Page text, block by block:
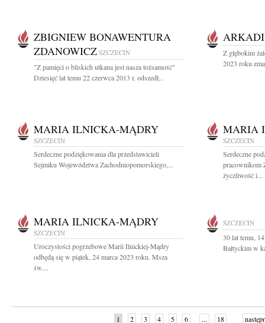
ZBIGNIEW BONAWENTURA
ZDANOWICZ SZCZECIN
"Z pamięci o bliskich utkana jest nasza tożsamość"
Dziesięć lat temu 22 czerwca 2013 r. odszedł...
Z głębokim
2023 roku
MARIA ILNICKA-MĄDRY
SZCZECIN
Serdeczne podziękowania dla przedstawicieli
Sejmiku Województwa Zachodniopomorskiego,...
MARIA
SZCZECIN
Serdeczne
pracownikom
życzliwość i...
MARIA ILNICKA-MĄDRY
SZCZECIN
Uroczystości pogrzebowe Marii Ilnickiej-Mądry
odbędą się w piątek, 24 marca 2023 roku. Msza
św....
SZCZECIN
30 lat temu,
Bałtyckim w
1 2 3 4 5 6 ... 18